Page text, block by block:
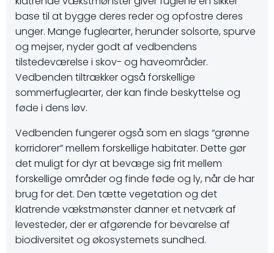
base til at bygge deres reder og opfostre deres
unger. Mange fuglearter, herunder solsorte, spurve
og mejser, nyder godt af vedbendens
tilstedeværelse i skov- og haveområder.
Vedbenden tiltrækker også forskellige
sommerfuglearter, der kan finde beskyttelse og
føde i dens løv.
Vedbenden fungerer også som en slags “grønne
korridorer” mellem forskellige habitater. Dette gør
det muligt for dyr at bevæge sig frit mellem
forskellige områder og finde føde og ly, når de har
brug for det. Den tætte vegetation og det
klatrende vækstmønster danner et netværk af
levesteder, der er afgørende for bevarelse af
biodiversitet og økosystemets sundhed.